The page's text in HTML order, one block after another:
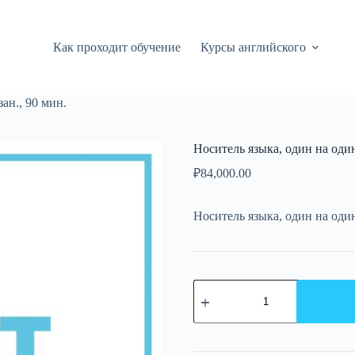
Как проходит обучение
Курсы английского
90 мин.
Носитель языка, один на
₽84,000.00
Носитель языка, один на
Количество
товара
языка,